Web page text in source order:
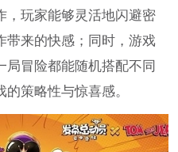
，玩家能够灵活地闪避密
带来的快感；同时，游戏
冒险都能随机搭配不同
策略性与惊喜感。